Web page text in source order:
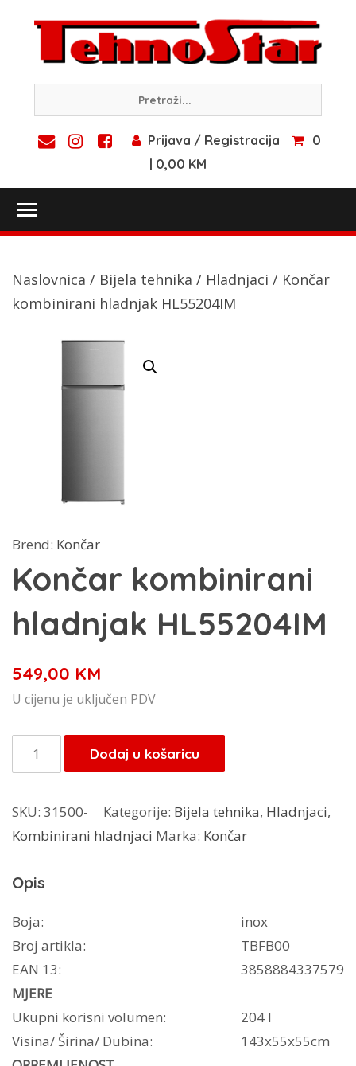
content
Prijava / Registracija
0
| 0,00 KM
Naslovnica / Bijela tehnika / Hladnjaci / Končar
kombinirani hladnjak HL55204IM
Brend: Končar
Končar kombinirani
hladnjak HL55204IM
549,00 KM
U cijenu je uključen PDV
Končar
kombinirani
HL55204IM
količina
Dodaj u košaricu
SKU: 31500- Kategorije: Bijela tehnika, Hladnjaci,
Kombinirani hladnjaci Marka: Končar
Opis
Boja:
inox
Broj artikla:
TBFB00
EAN 13:
3858884337579
MJERE
Ukupni korisni volumen:
204 l
Visina/ Širina/ Dubina:
143x55x55cm